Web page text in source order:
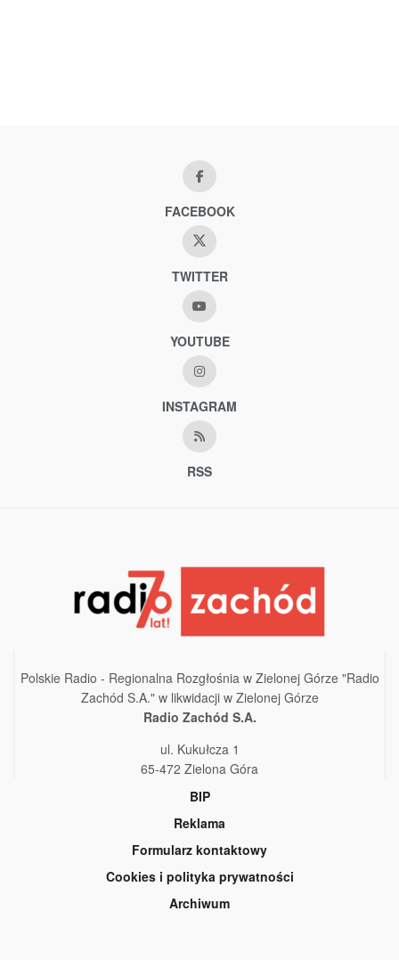
FACEBOOK
TWITTER
YOUTUBE
INSTAGRAM
RSS
Polskie Radio - Regionalna Rozgłośnia w Zielonej Górze "Radio
Zachód S.A." w likwidacji w Zielonej Górze
Radio Zachód S.A.
ul. Kukułcza 1
65-472 Zielona Góra
BIP
Reklama
Formularz kontaktowy
Cookies i polityka prywatności
Archiwum